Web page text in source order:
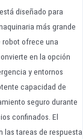
diseñado para
más grande
robot ofrece una
en la opción
y entornos
capacidad de
seguro durante
confinados. El
las tareas de respuesta